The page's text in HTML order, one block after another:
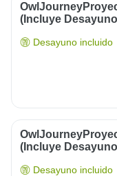
(Incluye
Desayuno incluido
(Incluye
Desayuno incluido